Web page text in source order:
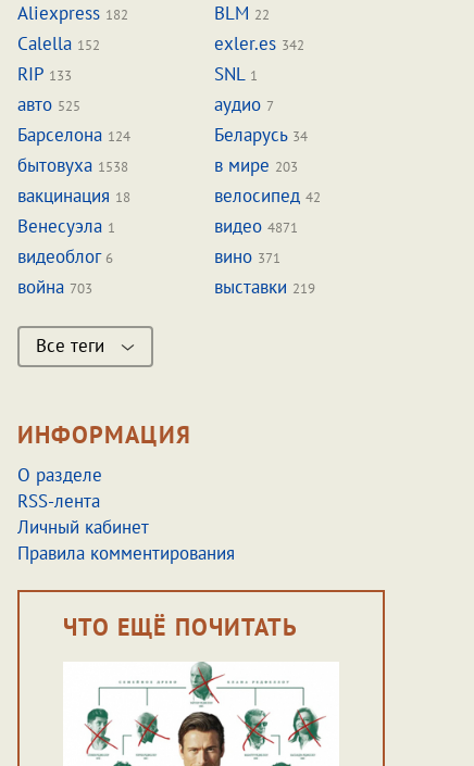
Aliexpress 182 BLM 22
Calella 152 exler.es 342
RIP 133 SNL 1
авто 525 аудио 7
Барселона 124 Беларусь 34
бытовуха 1538 в мире 203
вакцинация 18 велосипед 42
Венесуэла 1 видео 4871
видеоблог 6 вино 371
война 703 выставки 219
Все теги
ИНФОРМАЦИЯ
О разделе
RSS-лента
Личный кабинет
Правила комментирования
ЧТО ЕЩЁ ПОЧИТАТЬ